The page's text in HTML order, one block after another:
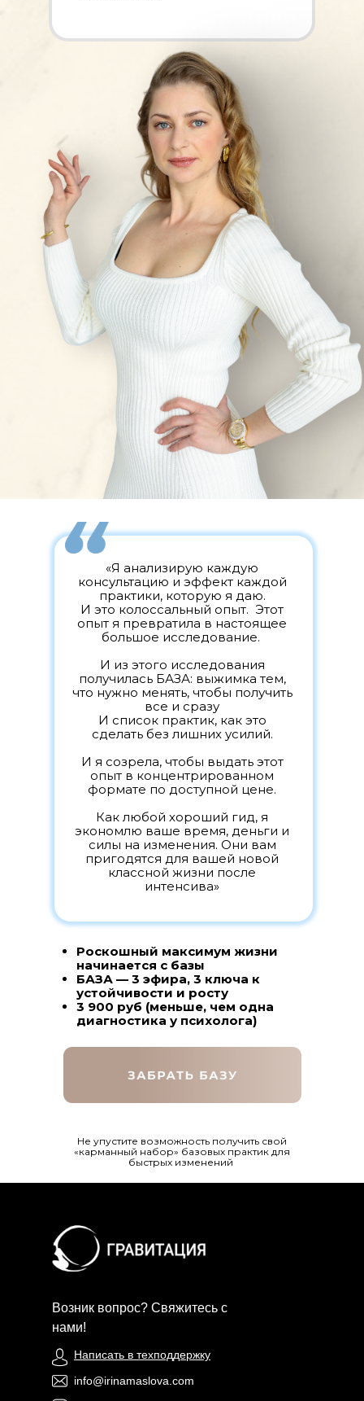
Роскошный максимум жизни
начинается с базы
БАЗА — 3 эфира, 3 ключа к
устойчивости и росту
3 900 руб (меньше, чем одна
диагностика у психолога)
Не упустите возможность получить свой
«карманный набор» базовых практик для
быстрых изменений
«Я анализирую каждую
консультацию и эффект каждой
практики, которую я даю.
И это колоссальный опыт. Этот
опыт я превратила в настоящее
большое исследование.
И из этого исследования
получилась БАЗА: выжимка тем,
что нужно менять, чтобы получить
все и сразу
И список практик, как это
сделать без лишних усилий.
И я созрела, чтобы выдать этот
опыт в концентрированном
формате по доступной цене.
Как любой хороший гид, я
экономлю ваше время, деньги и
силы на изменения. Они вам
пригодятся для вашей новой
классной жизни после
интенсива»
Возник вопрос? Свяжитесь с
нами!
Написать в техподдержку
info@irinamaslova.com